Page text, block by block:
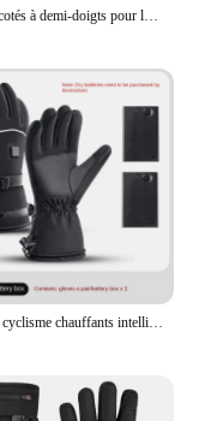
Gants tricotés à demi-doigts pour le cyclisme, mitaines mignonnes, doigts ouverts, écran tactile, chaleur et froid, automne et hiver, 1 paire
Gants de cyclisme chauffants intelligents, gants de sport froids, chauffage électrique, contrôle de la température, extérieur, moto, hiver